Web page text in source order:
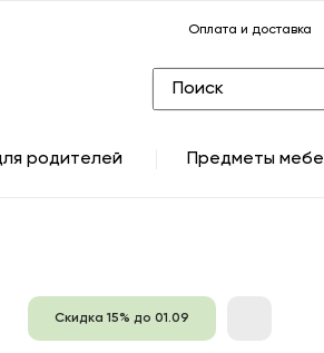
Оплата и доставка
родителей Предметы
Скидка 15% до 01.09